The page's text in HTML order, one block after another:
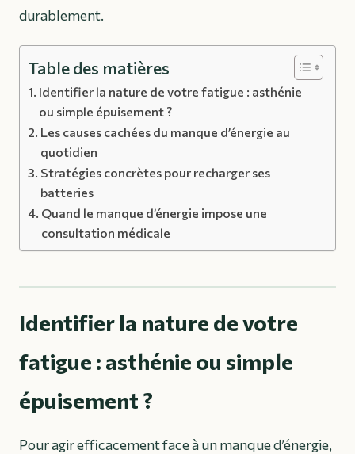
durablement.
Table des matières
Identifier la nature de votre fatigue : asthénie
ou simple épuisement ?
Les causes cachées du manque d’énergie au
quotidien
Stratégies concrètes pour recharger ses
batteries
Quand le manque d’énergie impose une
consultation médicale
Identifier la nature de votre
fatigue : asthénie ou simple
épuisement ?
Pour agir efficacement face à un manque d’énergie,